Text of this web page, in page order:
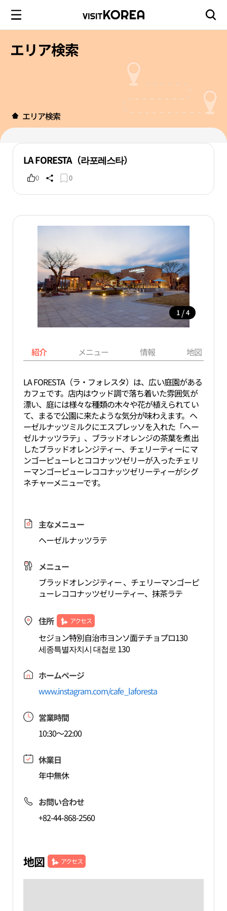
エリア検索
エリア検索
LA FORESTA（라포레스타）
0 0
1 / 4
紹介 メニュー 情報 地図
LA FORESTA（ラ・フォレスタ）は、広い庭園がある
カフェです。店内はウッド調で落ち着いた雰囲気が
漂い、庭には様々な種類の木々や花が植えられてい
て、まるで公園に来たような気分が味わえます。ヘ
ーゼルナッツミルクにエスプレッソを入れた「ヘー
ゼルナッツラテ」、ブラッドオレンジの茶葉を煮出
したブラッドオレンジティー、チェリーティーにマ
ンゴーピューレとココナッツゼリーが入ったチェリ
ーマンゴーピューレココナッツゼリーティーがシグ
ネチャーメニューです。
主なメニュー
ヘーゼルナッツラテ
メニュー
ブラッドオレンジティー 、チェリーマンゴーピ
ューレココナッツゼリーティー、抹茶ラテ
住所 アクセス
セジョン特別自治市ヨンソ面テチョプロ130
세종특별자치시 대첩로 130
ホームページ
www.instagram.com/cafe_laforesta
営業時間
10:30～22:00
休業日
年中無休
お問い合わせ
+82-44-868-2560
地図 アクセス